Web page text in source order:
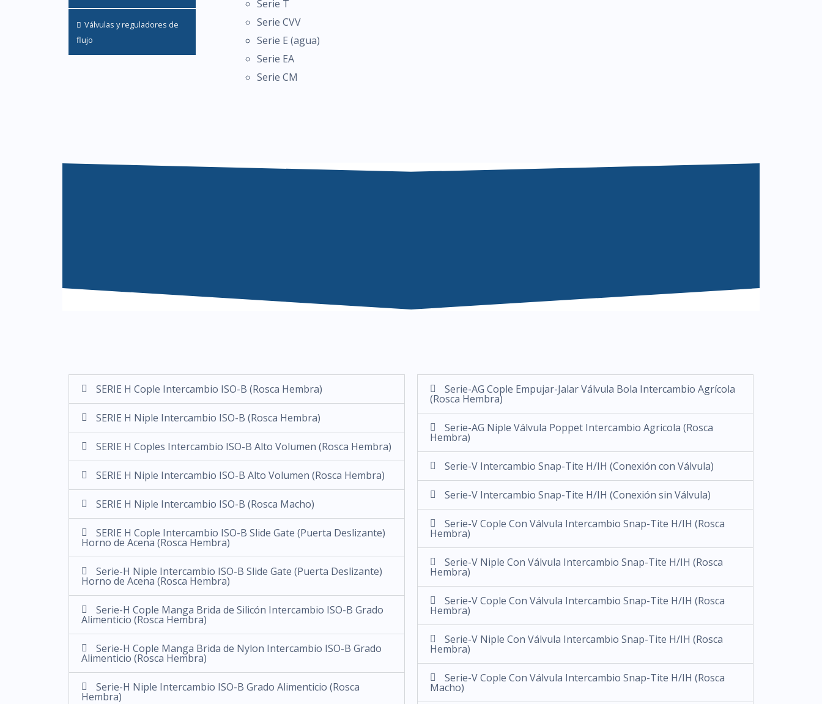
Válvulas y reguladores de
flujo
Serie T
Serie CVV
Serie E (agua)
Serie EA
Serie CM
SERIE H Cople Intercambio ISO-B (Rosca Hembra)
SERIE H Niple Intercambio ISO-B (Rosca Hembra)
SERIE H Coples Intercambio ISO-B Alto Volumen (Rosca Hembra)
SERIE H Niple Intercambio ISO-B Alto Volumen (Rosca Hembra)
SERIE H Niple Intercambio ISO-B (Rosca Macho)
SERIE H Cople Intercambio ISO-B Slide Gate (Puerta Deslizante)
Horno de Acena (Rosca Hembra)
Serie-H Niple Intercambio ISO-B Slide Gate (Puerta Deslizante)
Horno de Acena (Rosca Hembra)
Serie-H Cople Manga Brida de Silicón Intercambio ISO-B Grado
Alimenticio (Rosca Hembra)
Serie-H Cople Manga Brida de Nylon Intercambio ISO-B Grado
Alimenticio (Rosca Hembra)
Serie-H Niple Intercambio ISO-B Grado Alimenticio (Rosca
Hembra)
Serie-AG Cople Empujar-Jalar Válvula Bola Intercambio Agrícola
(Rosca Hembra)
Serie-AG Niple Válvula Poppet Intercambio Agricola (Rosca
Hembra)
Serie-V Intercambio Snap-Tite H/IH (Conexión con Válvula)
Serie-V Intercambio Snap-Tite H/IH (Conexión sin Válvula)
Serie-V Cople Con Válvula Intercambio Snap-Tite H/IH (Rosca
Hembra)
Serie-V Niple Con Válvula Intercambio Snap-Tite H/IH (Rosca
Hembra)
Serie-V Cople Con Válvula Intercambio Snap-Tite H/IH (Rosca
Hembra)
Serie-V Niple Con Válvula Intercambio Snap-Tite H/IH (Rosca
Hembra)
Serie-V Cople Con Válvula Intercambio Snap-Tite H/IH (Rosca
Macho)